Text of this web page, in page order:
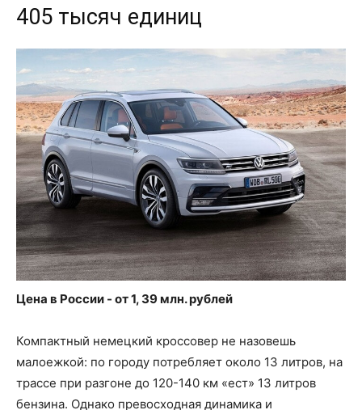
405 тысяч единиц
Цена в России - от 1, 39 млн. рублей
Компактный немецкий кроссовер не назовешь
малоежкой: по городу потребляет около 13 литров, на
трассе при разгоне до 120-140 км «ест» 13 литров
бензина. Однако превосходная динамика и